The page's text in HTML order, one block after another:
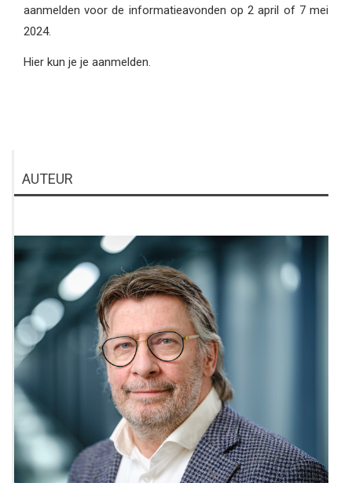
aanmelden voor de informatieavonden op 2 april of 7 mei
2024.
Hier kun je je aanmelden.
AUTEUR